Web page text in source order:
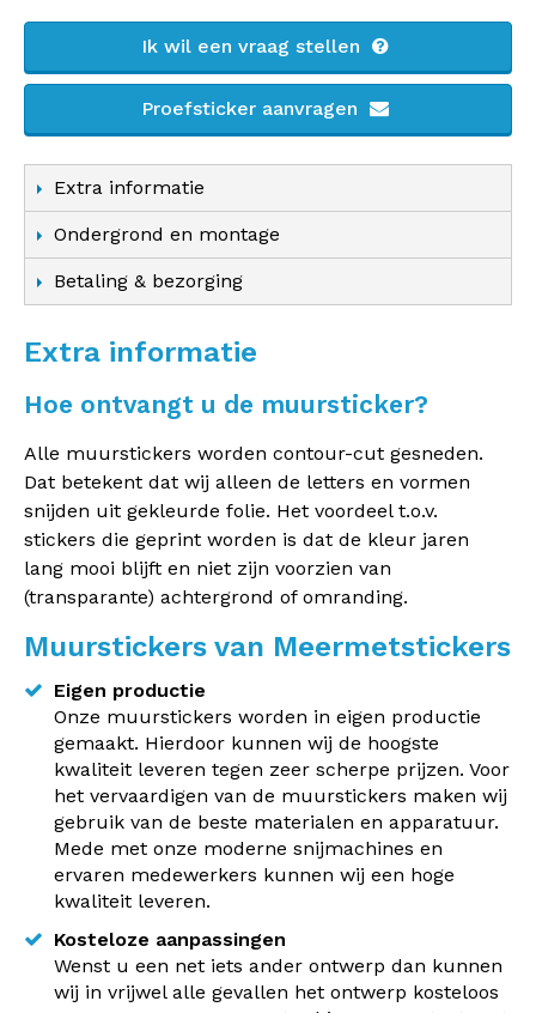
Ik wil een vraag stellen
Proefsticker aanvragen
Extra informatie
Ondergrond en montage
Betaling & bezorging
Extra informatie
Hoe ontvangt u de muursticker?
Alle muurstickers worden contour-cut gesneden.
Dat betekent dat wij alleen de letters en vormen
snijden uit gekleurde folie. Het voordeel t.o.v.
stickers die geprint worden is dat de kleur jaren
lang mooi blijft en niet zijn voorzien van
(transparante) achtergrond of omranding.
Muurstickers van Meermetstickers
Eigen productie
Onze muurstickers worden in eigen productie
gemaakt. Hierdoor kunnen wij de hoogste
kwaliteit leveren tegen zeer scherpe prijzen. Voor
het vervaardigen van de muurstickers maken wij
gebruik van de beste materialen en apparatuur.
Mede met onze moderne snijmachines en
ervaren medewerkers kunnen wij een hoge
kwaliteit leveren.
Kosteloze aanpassingen
Wenst u een net iets ander ontwerp dan kunnen
wij in vrijwel alle gevallen het ontwerp kosteloos